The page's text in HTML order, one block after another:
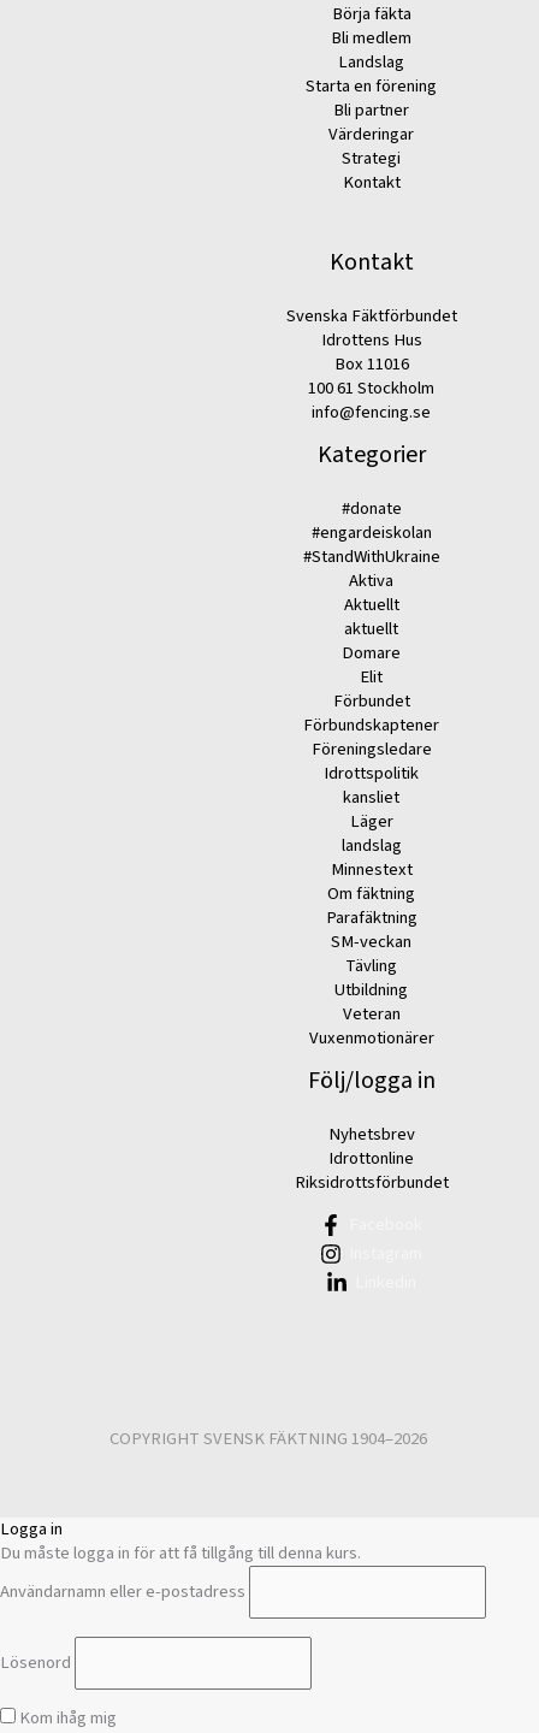
Börja fäkta
Bli medlem
Landslag
Starta en förening
Bli partner
Värderingar
Strategi
Kontakt
Kontakt
Svenska Fäktförbundet
Idrottens Hus
Box 11016
100 61 Stockholm
info@fencing.se
Kategorier
#donate
#engardeiskolan
#StandWithUkraine
Aktiva
Aktuellt
aktuellt
Domare
Elit
Förbundet
Förbundskaptener
Föreningsledare
Idrottspolitik
kansliet
Läger
landslag
Minnestext
Om fäktning
Parafäktning
SM-veckan
Tävling
Utbildning
Veteran
Vuxenmotionärer
Följ/logga in
Nyhetsbrev
Idrottonline
Riksidrottsförbundet
COPYRIGHT SVENSK FÄKTNING 1904–2026
Logga in
Du måste logga in för att få tillgång till denna kurs.
Användarnamn eller e-postadress
Lösenord
Kom ihåg mig